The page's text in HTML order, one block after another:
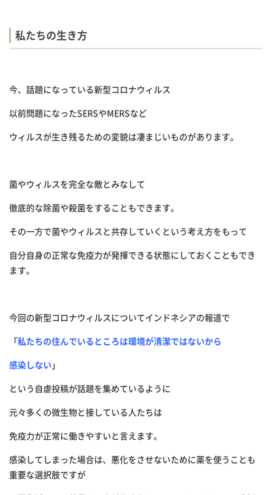
私たちの生き方
今、話題になっている新型コロナウィルス
以前問題になったSERSやMERSなど
ウィルスが生き残るための変貌は凄まじいものがあります。
菌やウィルスを完全な敵とみなして
徹底的な除菌や殺菌をすることもできます。
その一方で菌やウィルスと共存していくという考え方をもって
自分自身の正常な免疫力が発揮できる状態にしておくこともでき
ます。
今回の新型コロナウィルスについてインドネシアの報道で
「私たちの住んでいるところは環境が清潔ではないから
感染しない 」
という自虐投稿が話題を集めているように
元々多くの微生物と接している人たちは
免疫力が正常に働きやすいと言えます。
感染してしまった場合は、悪化をさせないために薬を使うことも
重要な選択肢ですが